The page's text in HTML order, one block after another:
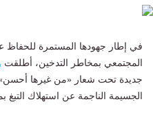
في إطار جهودها المستمرة للحفاظ
المجتمعي بمخاطر التدخين، أطلقت
جديدة تحت شعار «من غيرها
الجسيمة الناجمة عن استهلاك التبغ